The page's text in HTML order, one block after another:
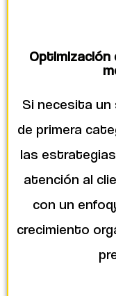
Optimización
Si necesita un
de primera
las
atención al
con un
crecimiento